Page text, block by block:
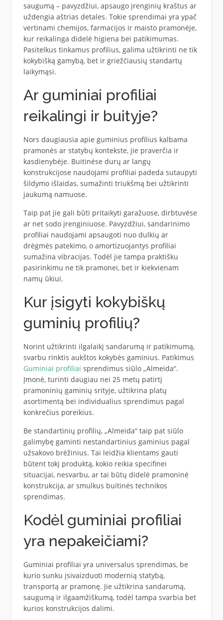
saugumą – pavyzdžiui, apsaugo įrenginių kraštus ar
uždengia aštrias detales. Tokie sprendimai yra ypač
vertinami chemijos, farmacijos ir maisto pramonėje,
kur reikalinga didelė higiena bei patikimumas.
Pasitelkus tinkamus profilius, galima užtikrinti ne tik
kokybišką gamybą, bet ir griežčiausių standartų
laikymąsi.
Ar guminiai profiliai
reikalingi ir buityje?
Nors daugiausia apie guminius profilius kalbama
pramonės ar statybų kontekste, jie praverčia ir
kasdienybėje. Buitinėse durų ar langų
konstrukcijose naudojami profiliai padeda sutaupyti
šildymo išlaidas, sumažinti triukšmą bei užtikrinti
jaukumą namuose.
Taip pat jie gali būti pritaikyti garažuose, dirbtuvėse
ar net sodo įrenginiuose. Pavyzdžiui, sandarinimo
profiliai naudojami apsaugoti nuo dulkių ar
drėgmės patekimo, o amortizuojantys profiliai
sumažina vibracijas. Todėl jie tampa praktišku
pasirinkimu ne tik pramonei, bet ir kiekvienam
namų ūkiui.
Kur įsigyti kokybiškų
guminių profilių?
Norint užtikrinti ilgalaikį sandarumą ir patikimumą,
svarbu rinktis aukštos kokybės gaminius. Patikimus
Guminiai profiliai sprendimus siūlo „Almeida“.
Įmonė, turinti daugiau nei 25 metų patirtį
pramoninių gaminių srityje, užtikrina platų
asortimentą bei individualius sprendimus pagal
konkrečius poreikius.
Be standartinių profilių, „Almeida“ taip pat siūlo
galimybę gaminti nestandartinius gaminius pagal
užsakovo brėžinius. Tai leidžia klientams gauti
būtent tokį produktą, kokio reikia specifinei
situacijai, nesvarbu, ar tai būtų didelė pramoninė
konstrukcija, ar smulkus buitinės technikos
sprendimas.
Kodėl guminiai profiliai
yra nepakeičiami?
Guminiai profiliai yra universalus sprendimas, be
kurio sunku įsivaizduoti modernią statybą,
transportą ar pramonę. Jie užtikrina sandarumą,
saugumą ir ilgaamžiškumą, todėl tampa svarbia bet
kurios konstrukcijos dalimi.